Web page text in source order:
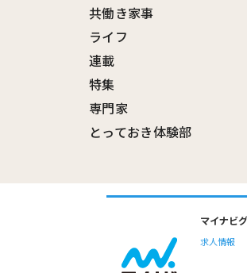
共働き家事
ライフ
連載
特集
専門家
とっておき体験部
マイナビ
求人情報